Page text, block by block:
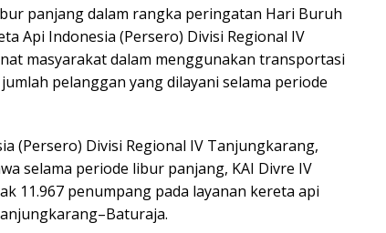
panjang dalam rangka peringatan Hari Buruh
Api Indonesia (Persero) Divisi Regional IV
masyarakat dalam menggunakan transportasi
pelanggan yang dilayani selama periode
(Persero) Divisi Regional IV Tanjungkarang,
selama periode libur panjang, KAI Divre IV
11.967 penumpang pada layanan kereta api